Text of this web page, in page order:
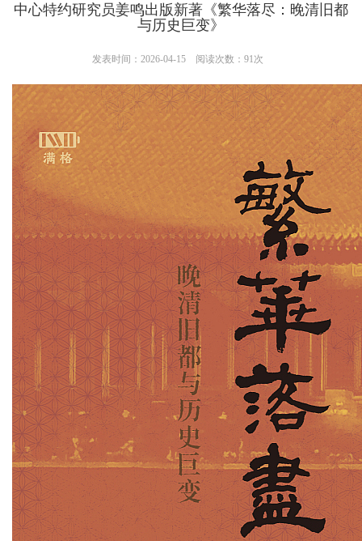
中心特约研究员姜鸣出版新著《繁华落尽：晚清旧都
与历史巨变》
发表时间：2026-04-15 阅读次数：91次